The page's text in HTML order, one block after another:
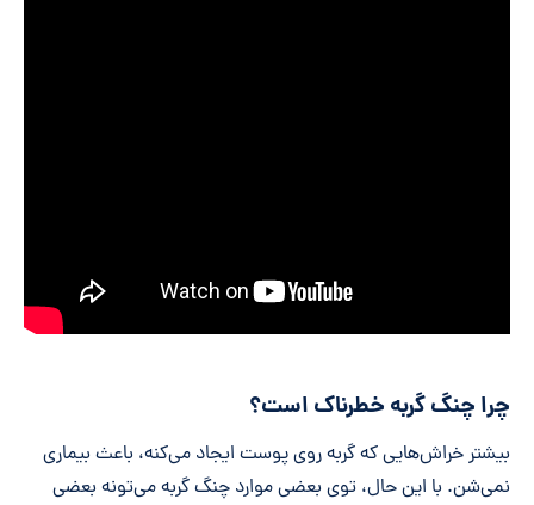
چرا چنگ گربه خطرناک است؟
بیشتر خراش‌هایی که گربه روی پوست ایجاد می‌کنه، باعث بیماری
نمی‌شن. با این حال، توی بعضی موارد چنگ گربه می‌تونه بعضی